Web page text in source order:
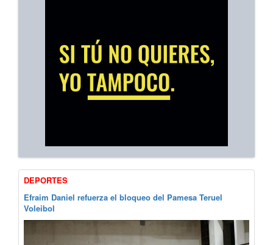
DEPORTES
Efraim Daniel refuerza el bloqueo del Pamesa Teruel
Voleibol